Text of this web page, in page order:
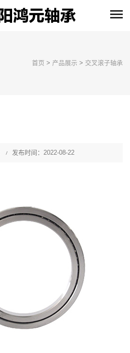
首页 > 产品展示 > 交叉滚子轴承
发布时间：2022-08-22